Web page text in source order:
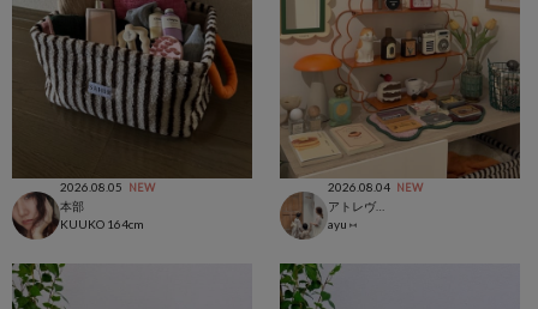
2026.08.05 NEW
本部
KUUKO 164cm
2026.08.04 NEW
アトレヴィ大塚店
ayu ⑅